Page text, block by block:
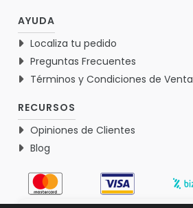
AYUDA
Localiza tu pedido
Preguntas Frecuentes
Términos y Condiciones de Venta
RECURSOS
Opiniones de Clientes
Blog